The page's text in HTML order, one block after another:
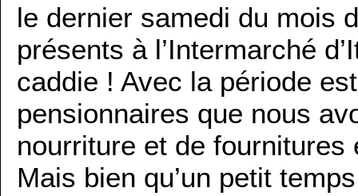
le dernier samedi du mois
présents à l’Intermarché
caddie ! Avec la période
pensionnaires que nous
nourriture et de
Mais bien qu’un petit